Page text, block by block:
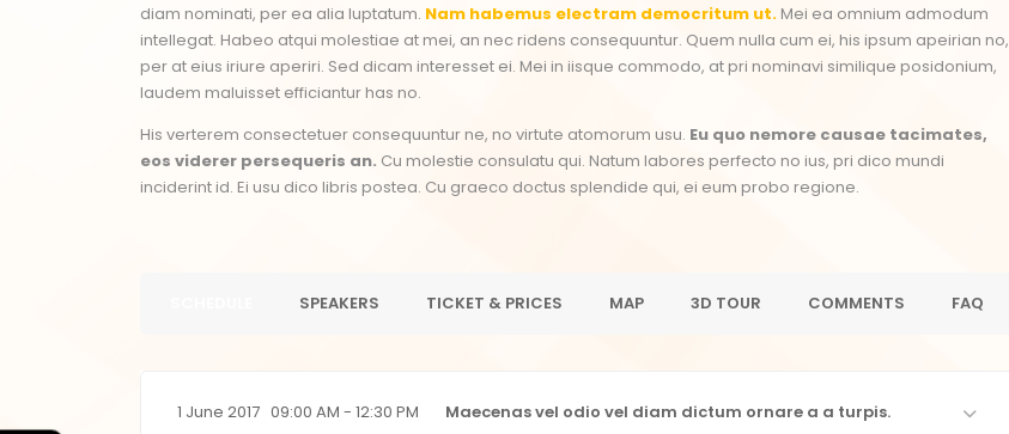
diam nominati, per ea alia luptatum. Nam habemus electram democritum ut. Mei ea omnium admodum
intellegat. Habeo atqui molestiae at mei, an nec ridens consequuntur. Quem nulla cum ei, his ipsum apeirian no,
per at eius iriure aperiri. Sed dicam interesset ei. Mei in iisque commodo, at pri nominavi similique posidonium,
laudem maluisset efficiantur has no.
His verterem consectetuer consequuntur ne, no virtute atomorum usu. Eu quo nemore causae tacimates,
eos viderer persequeris an. Cu molestie consulatu qui. Natum labores perfecto no ius, pri dico mundi
inciderint id. Ei usu dico libris postea. Cu graeco doctus splendide qui, ei eum probo regione.
SPEAKERS TICKET & PRICES MAP 3D TOUR COMMENTS FAQ
1 June 2017 09:00 AM - 12:30 PM Maecenas vel odio vel diam dictum ornare a a turpis.